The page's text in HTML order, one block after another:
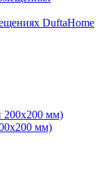
DuftaHome
мм)